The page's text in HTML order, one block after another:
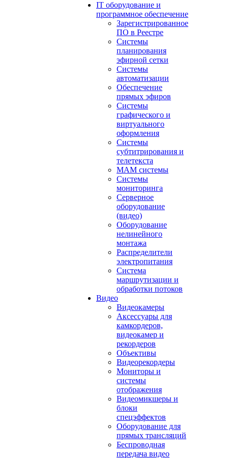
IT оборудование и
программное обеспечение
Зарегистрированное
ПО в Реестре
Системы
планирования
эфирной сетки
Системы
автоматизации
Обеспечение
прямых эфиров
Системы
графического и
виртуального
оформления
Системы
субтитрирования и
телетекста
MAM системы
Системы
мониторинга
Серверное
оборудование
(видео)
Оборудование
нелинейного
монтажа
Распределители
электропитания
Система
маршрутизации и
обработки потоков
Видео
Видеокамеры
Аксессуары для
камкордеров,
видеокамер и
рекордеров
Объективы
Видеорекордеры
Мониторы и
системы
отображения
Видеомикшеры и
блоки
спецэффектов
Оборудование для
прямых трансляций
Беспроводная
передача видео